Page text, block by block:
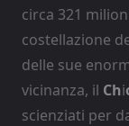
circa 321
costellazione
delle sue
vicinanza, il Chi
scienziati per